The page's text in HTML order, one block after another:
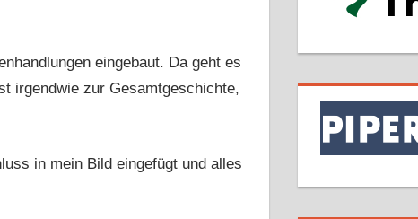
eingebaut. Da geht es
irgendwie zur Gesamtgeschichte,
in mein Bild eingefügt und alles